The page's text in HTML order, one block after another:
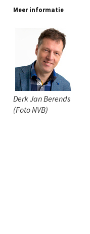
Meer informatie
Derk Jan Berends
(Foto NVB)